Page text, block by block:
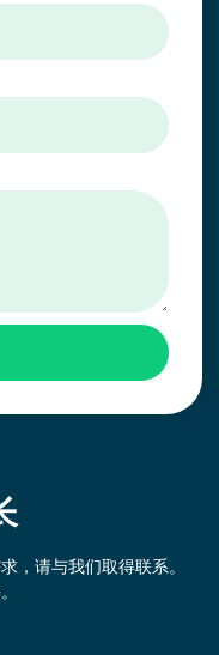
，请与我们取得联系。